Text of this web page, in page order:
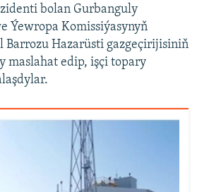
bolan Gurbanguly
Ýewropa Komissiýasynyň
Barrozu Hazarüsti gazgeçirijisiniň
maslahat edip, işçi topary